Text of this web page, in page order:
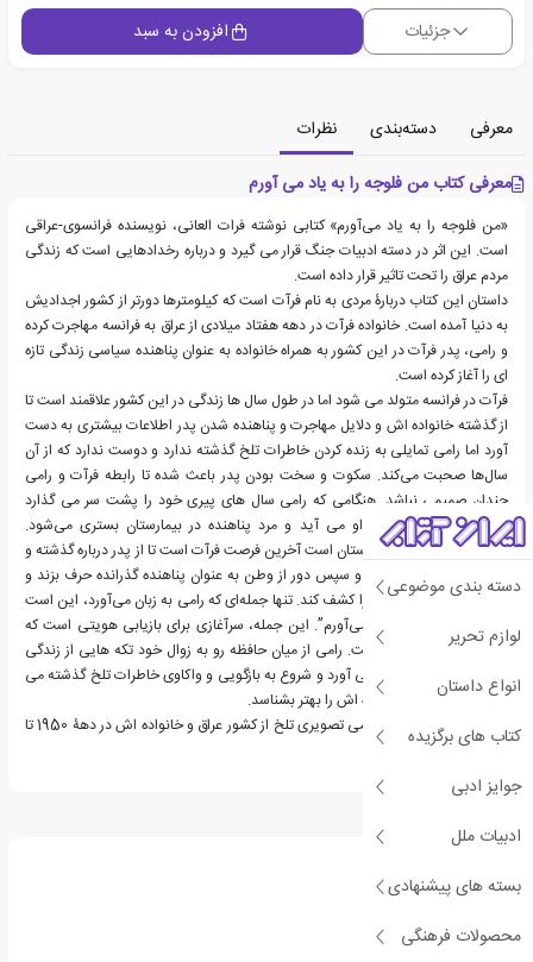
دسته بندی موضوعی
لوازم تحریر
انواع داستان
کتاب های برگزیده
جوایز ادبی
ادبیات ملل
بسته های پیشنهادی
محصولات فرهنگی
جزئیات افزودن به سبد
معرفی دسته‌بندی
نظرات
معرفی کتاب من فلوجه را به یاد می آورم
«من فلوجه را به یاد می‌آورم» کتابی نوشته فرات العانی، نویسنده فرانسوی-عراقی
است. این اثر در دسته ادبیات جنگ قرار می گیرد و درباره رخدادهایی است که زندگی
مردم عراق را تحت تاثیر قرار داده است.
داستان این کتاب دربارۀ مردی به نام فرآت است که کیلومترها دورتر از کشور اجدادیش
به دنیا آمده است. خانواده فرآت در دهه هفتاد میلادی از عراق به فرانسه مهاجرت کرده
و رامی، پدر فرآت در این کشور به همراه خانواده به عنوان پناهنده سیاسی زندگی تازه
ای را آغاز کرده است.
فرآت در فرانسه متولد می شود اما در طول سال ها زندگی در این کشور علاقمند است تا
از گذشته خانواده اش و دلایل مهاجرت و پناهنده شدن پدر اطلاعات بیشتری به دست
آورد اما رامی تمایلی به زنده کردن خاطرات تلخ گذشته ندارد و دوست ندارد که از آن
سال‌ها صحبت می‌کند. سکوت و سخت بودن پدر باعث شده تا رابطه فرآت و رامی
چندان صمیمی نباشد. هنگامی که رامی سال های پیری خود را پشت سر می گذارد
بیماری کشنده به سراغ او می آید و مرد پناهنده در بیمارستان بستری می‌شود.
روزهایی که رامی در بیمارستان است آخرین فرصت فرآت است تا از پدر درباره گذشته و
روزهای تلخی که در عراق و سپس دور از وطن به عنوان پناهنده گذرانده حرف بزند و
فرآت هویت واقعی خود را کشف کند. تنها جمله‌ای که رامی به زبان می‌آورد، این است
که “من فلوجه را به یاد می‌آورم”. این جمله، سرآغازی برای بازیابی هویتی است که
فرآت در پی کشف آن است. رامی از میان حافظه رو به زوال خود تکه هایی از زندگی
رمان گونه خود را به یاد می آورد و شروع به بازگویی و واکاوی خاطرات تلخ گذشته می
کند تا فرآت خود و خانواده اش را بهتر بشناسد.
فرآت از میان گفته های رامی تصویری تلخ از کشور عراق و خانواده اش در دهۀ 1950 تا
2000 به دست می آورد.
درباره فرات العانی